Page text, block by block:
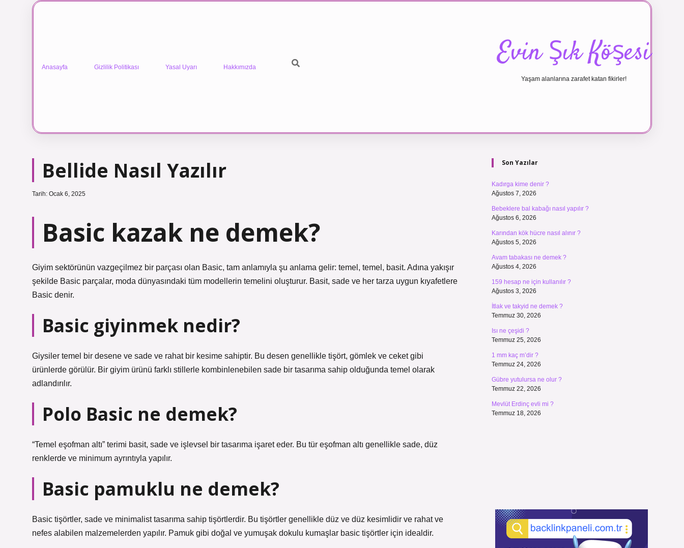
Anasayfa Gizlilik Politikası Yasal Uyarı Hakkımızda Evin Şık Köşesi
Yaşam alanlarına zarafet katan fikirler!
Bellide Nasıl Yazılır
Tarih: Ocak 6, 2025
Basic kazak ne demek?
Giyim sektörünün vazgeçilmez bir parçası olan Basic, tam anlamıyla şu anlama gelir: temel, temel, basit. Adına yakışır
şekilde Basic parçalar, moda dünyasındaki tüm modellerin temelini oluşturur. Basit, sade ve her tarza uygun kıyafetlere
Basic denir.
Basic giyinmek nedir?
Giysiler temel bir desene ve sade ve rahat bir kesime sahiptir. Bu desen genellikle tişört, gömlek ve ceket gibi
ürünlerde görülür. Bir giyim ürünü farklı stillerle kombinlenebilen sade bir tasarıma sahip olduğunda temel olarak
adlandırılır.
Polo Basic ne demek?
“Temel eşofman altı” terimi basit, sade ve işlevsel bir tasarıma işaret eder. Bu tür eşofman altı genellikle sade, düz
renklerde ve minimum ayrıntıyla yapılır.
Basic pamuklu ne demek?
Basic tişörtler, sade ve minimalist tasarıma sahip tişörtlerdir. Bu tişörtler genellikle düz ve düz kesimlidir ve rahat ve
nefes alabilen malzemelerden yapılır. Pamuk gibi doğal ve yumuşak dokulu kumaşlar basic tişörtler için idealdir.
Sidebar
Son Yazılar
Kadırga kime denir ?
Ağustos 7, 2026
Bebeklere bal kabağı nasıl yapılır ?
Ağustos 6, 2026
Karından kök hücre nasıl alınır ?
Ağustos 5, 2026
Avam tabakası ne demek ?
Ağustos 4, 2026
159 hesap ne için kullanılır ?
Ağustos 3, 2026
İtlak ve takyid ne demek ?
Temmuz 30, 2026
Isı ne çeşidi ?
Temmuz 25, 2026
1 mm kaç m’dir ?
Temmuz 24, 2026
Gübre yutulursa ne olur ?
Temmuz 22, 2026
Mevlüt Erdinç evli mi ?
Temmuz 18, 2026